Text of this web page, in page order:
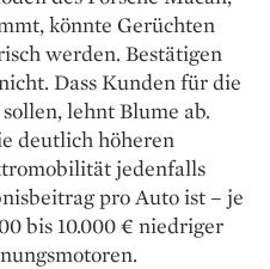
könnte Gerüchten
werden. Bestätigen
Dass Kunden für die
lehnt Blume ab.
deutlich höheren
jedenfalls
pro Auto ist – je
bis 10.000 € niedriger